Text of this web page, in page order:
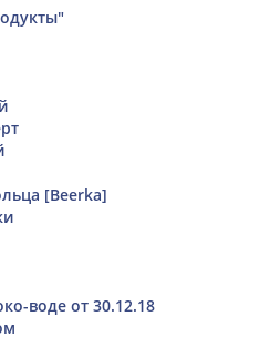
[Beerka]
воде от 30.12.18